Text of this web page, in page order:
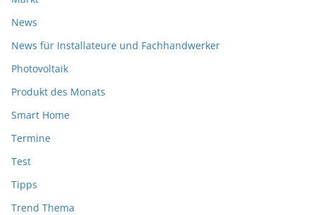
News
News für Installateure und Fachhandwerker
Photovoltaik
Produkt des Monats
Smart Home
Termine
Test
Tipps
Trend Thema